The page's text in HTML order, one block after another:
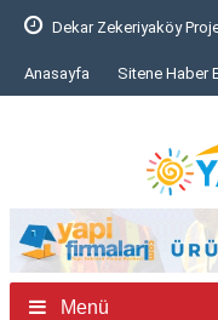
Dekar Zekeriyaköy
Anasayfa Sitene Haber
Menü